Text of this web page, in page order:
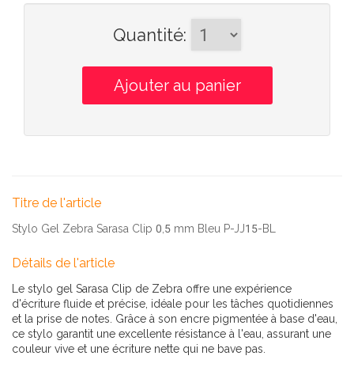
Quantité:
Titre de l'article
Stylo Gel Zebra Sarasa Clip 0,5 mm Bleu P-JJ15-BL
Détails de l'article
Le stylo gel Sarasa Clip de Zebra offre une expérience
d'écriture fluide et précise, idéale pour les tâches quotidiennes
et la prise de notes. Grâce à son encre pigmentée à base d'eau,
ce stylo garantit une excellente résistance à l'eau, assurant une
couleur vive et une écriture nette qui ne bave pas.